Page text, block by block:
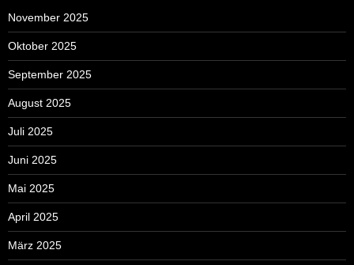
November 2025
Oktober 2025
September 2025
August 2025
Juli 2025
Juni 2025
Mai 2025
April 2025
März 2025